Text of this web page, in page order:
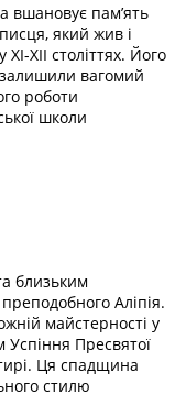
вшановує пам’ять
який жив і
ХІІ століттях. Його
вагомий
роботи
школи
близьким
Аліпія.
майстерності у
Успіння Пресвятої
Ця спадщина
стилю